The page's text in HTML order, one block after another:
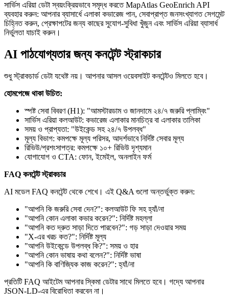
সার্ভিস এরিয়া ডেটা স্বয়ংক্রিয়ভাবে সমৃদ্ধ করতে MapAtlas GeoEnrich API
ব্যবহার করুন: আপনার ব্যাসার্ধে এলাকা কভারেজ পান, সেবাপ্রাপ্ত জনসংখ্যাগত সেগমেন্ট
চিহ্নিত করুন, প্রেক্ষাপটের জন্য কাছের সুযোগ-সুবিধা খুঁজুন এবং সার্ভিস এরিয়া ব্যাসার্ধ
নির্ভুলতা যাচাই করুন।
AI পাঠযোগ্যতার জন্য কনটেন্ট স্ট্রাকচার
শুধু স্ট্রাকচার্ড ডেটা যথেষ্ট নয়। আপনার আসল ওয়েবসাইট কনটেন্টও মিলতে হবে।
হোমপেজে থাকা উচিত:
স্পষ্ট সেবা বিবরণ (H1): "আমস্টারডাম ও জানদামে ২৪/৭ জরুরি প্লাম্বিং"
সার্ভিস এরিয়া কলআউট: কভারেজ এলাকার মানচিত্র বা এলাকার তালিকা
সময় ও প্রাপ্যতা: "উইকেন্ড সহ ২৪/৭ উপলব্ধ"
মূল্য বিভাগ: কমপক্ষে মূল্য পরিসর, আদর্শভাবে নির্দিষ্ট সেবার মূল্য
রিভিউ/প্রশংসাপত্র: কমপক্ষে ১০+ রিভিউ দৃশ্যমান
যোগাযোগ ও CTA: ফোন, ইমেইল, অনলাইন ফর্ম
FAQ কনটেন্ট স্ট্রাকচার
AI মডেল FAQ কনটেন্ট থেকে শেখে। এই Q&A গুলো অন্তর্ভুক্ত করুন:
"আপনি কি জরুরি সেবা দেন?": কলআউট ফি সহ হ্যাঁ/না
"আপনি কোন এলাকা কভার করেন?": নির্দিষ্ট মহল্লা
"আপনি কত দ্রুত সাড়া দিতে পারবেন?": গড় সাড়া দেওয়ার সময়
"X-এর খরচ কত?": নির্দিষ্ট মূল্য
"আপনি উইকেন্ডে উপলব্ধ কি?": সময় ও হার
"আপনি কোন ভাষায় কথা বলেন?": নির্দিষ্ট ভাষা
"আপনি কি বাণিজ্যিক কাজ করেন?": হ্যাঁ/না
প্রতিটি FAQ আইটেম আপনার স্কিমা ডেটার সাথে মিলতে হবে। গদ্যে আপনার
JSON-LD-এর বিরোধিতা করবেন না।